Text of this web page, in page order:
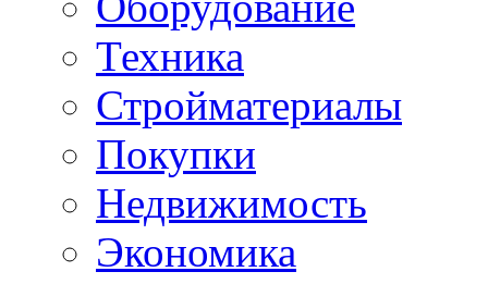
Техника
Стройматериалы
Покупки
Недвижимость
Экономика